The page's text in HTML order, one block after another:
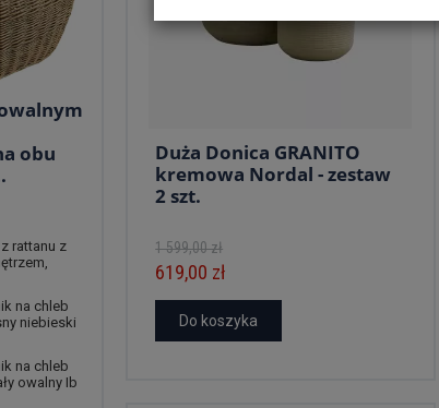
Duża Donica GRANITO
kremowa Nordal - zestaw
2 szt.
1 599,00 zł
619,00 zł
Do koszyka
obu
rattanu z
na chleb
niebieski
na chleb
owalny Ib